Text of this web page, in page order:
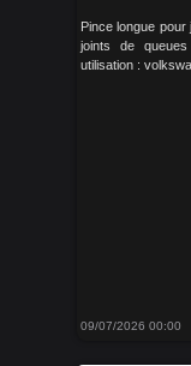
Pince longue
joints de
utilisation :
09/07/2026 00:00